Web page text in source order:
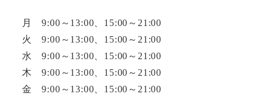
月 9:00～13:00、15:00～21:00
火 9:00～13:00、15:00～21:00
水 9:00～13:00、15:00～21:00
木 9:00～13:00、15:00～21:00
金 9:00～13:00、15:00～21:00